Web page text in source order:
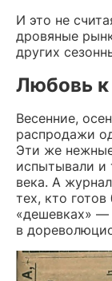
И это не
дровяные
других
Любовь
Весенние,
распродажи
Эти же
испытывали и
века. А
тех, кто
«дешевках» —
в